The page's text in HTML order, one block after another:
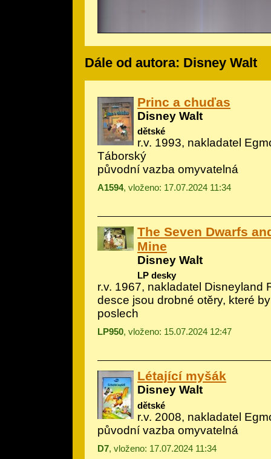
Dále od autora: Disney Walt
Princ a chuďas
Disney Walt
dětské
r.v. 1993, nakladatel
Táborský
původní vazba omyvatelná
A1594, vloženo: 17.07.2024 11:34
The Seven Dwarfs
Mine
Disney Walt
LP desky
r.v. 1967, nakladatel Disneyland
desce jsou drobné otěry, které
poslech
LP950, vloženo: 15.07.2024 12:47
Létající myšák
Disney Walt
dětské
r.v. 2008, nakladatel
původní vazba omyvatelná
D7, vloženo: 17.07.2024 11:34